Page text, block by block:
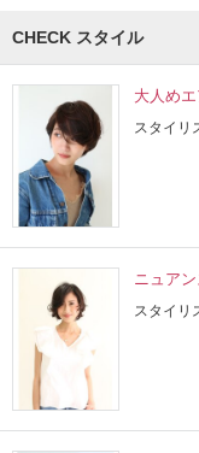
CHECK スタイル
大人め
スタイリ
ニュア
スタイリ